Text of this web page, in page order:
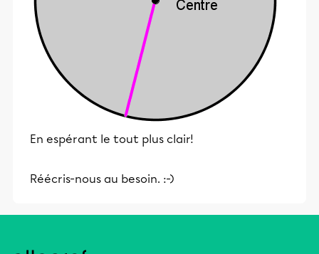
En espérant le tout plus clair!
Réécris-nous au besoin. :-)